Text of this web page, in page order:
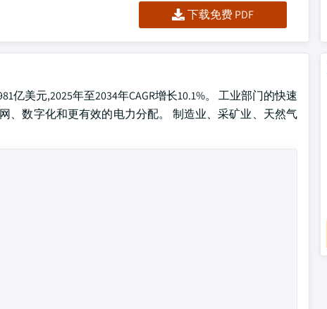
下载免费 PDF
美元,2025年至2034年CAGR增长10.1%。 工业部门的快速
、数字化和更有效的电力分配。 制造业、采矿业、天然气